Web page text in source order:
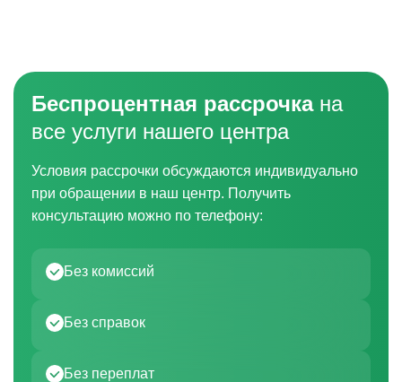
Беспроцентная рассрочкана
все услуги нашего центра
Условия рассрочки обсуждаются индивидуально
при обращении в наш центр. Получить
консультацию можно по телефону:
Без комиссий
Без справок
Без переплат